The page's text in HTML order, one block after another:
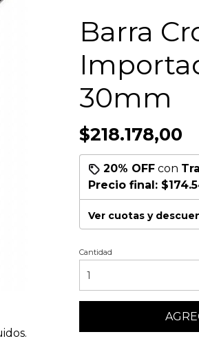
Barra
30mm
$218.178,00
20% OFFcon
Precio final:
Ver cuotas y
Cantidad